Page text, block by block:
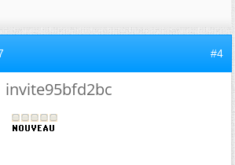
#4
invite95bfd2bc